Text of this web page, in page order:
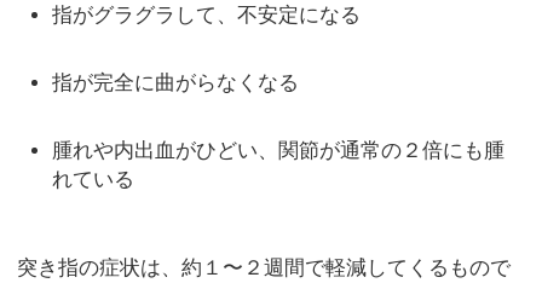
指がグラグラして、不安定になる
指が完全に曲がらなくなる
腫れや内出血がひどい、関節が通常の２倍にも腫
れている
突き指の症状は、約１〜２週間で軽減してくるもので